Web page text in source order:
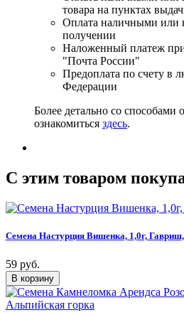
товара на пунктах
Оплата наличными или
получении
Наложенный платеж
"Почта России"
Предоплата по счету в
Федерации
Более детально со
ознакомиться здесь.
C этим товаром
Семена Настурция Вишенка, 1,0г,
59 руб.